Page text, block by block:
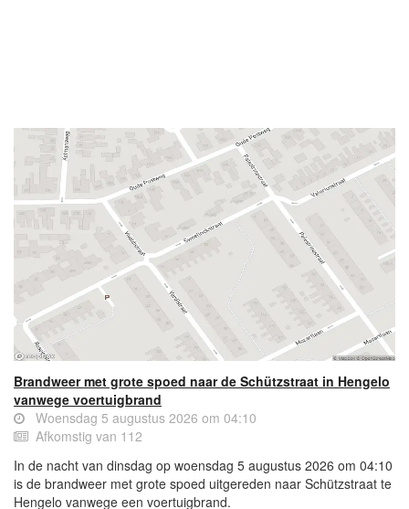
Brandweer met grote spoed naar de Schützstraat in Hengelo
vanwege voertuigbrand
Woensdag 5 augustus 2026 om 04:10
Afkomstig van 112
In de nacht van dinsdag op woensdag 5 augustus 2026 om 04:10
is de brandweer met grote spoed uitgereden naar Schützstraat te
Hengelo vanwege een voertuigbrand.